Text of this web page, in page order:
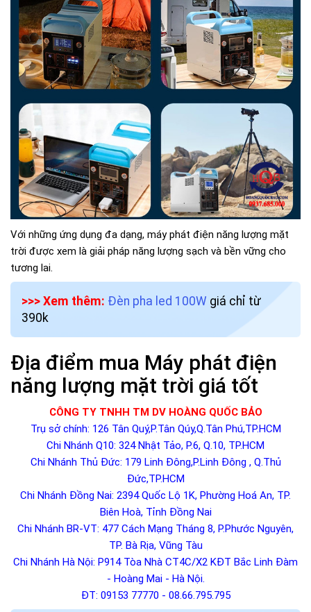
Với những ứng dụng đa dạng, máy phát điện năng lượng mặt
trời được xem là giải pháp năng lượng sạch và bền vững cho
tương lai.
>>> Xem thêm: Đèn pha led 100W giá chỉ từ
390k
Địa điểm mua Máy phát điện
năng lượng mặt trời giá tốt
CÔNG TY TNHH TM DV HOÀNG QUỐC BẢO
Trụ sở chính: 126 Tân Quý,P.Tân Qúy,Q.Tân Phú,TP.HCM
Chi Nhánh Q10: 324 Nhật Tảo, P.6, Q.10, TP.HCM
Chi Nhánh Thủ Đức: 179 Linh Đông,P.Linh Đông , Q.Thủ
Đức,TP.HCM
Chi Nhánh Đồng Nai: 2394 Quốc Lộ 1K, Phường Hoá An, TP.
Biên Hoà, Tỉnh Đồng Nai
Chi Nhánh BR-VT: 477 Cách Mạng Tháng 8, P.Phước Nguyên,
TP. Bà Rịa, Vũng Tàu
Chi Nhánh Hà Nội: P914 Tòa Nhà CT4C/X2 KĐT Bắc Linh Đàm
- Hoàng Mai - Hà Nội.
ĐT: 09153 77770 - 08.66.795.795